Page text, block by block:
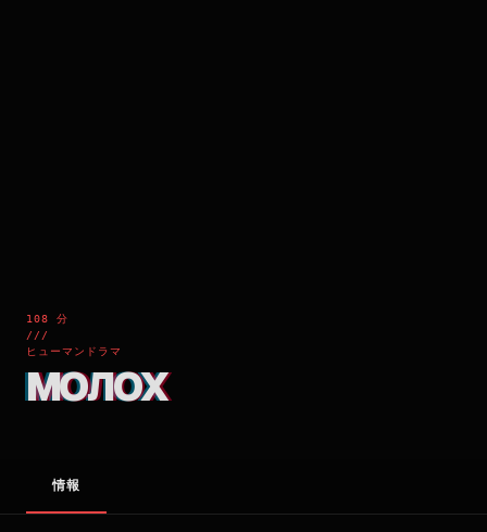
108 分
///
ヒューマンドラマ
МОЛОХ
情報